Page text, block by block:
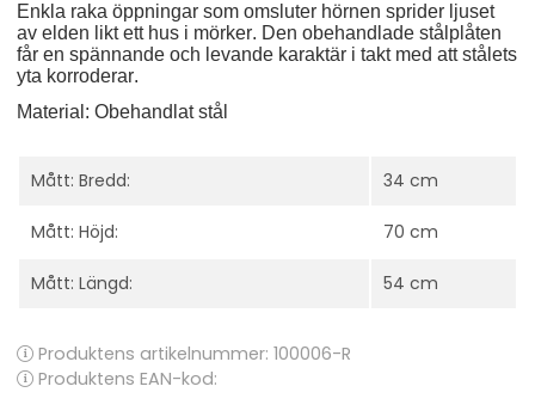
Enkla raka öppningar som omsluter hörnen sprider ljuset
av elden likt ett hus i mörker. Den obehandlade stålplåten
får en spännande och levande karaktär i takt med att stålets
yta korroderar.
Material: Obehandlat stål
Mått: Bredd: 34 cm
Mått: Höjd: 70 cm
Mått: Längd: 54 cm
Produktens artikelnummer: 100006-R
Produktens EAN-kod: